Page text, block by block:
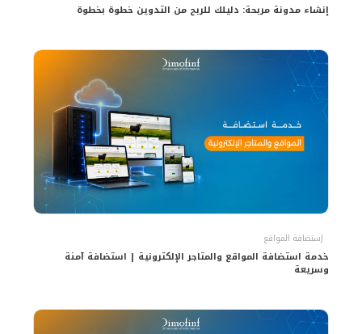
إنشاء مدونة مربحة: دليلك للربح من التدوين خطوة بخطوة
إستضافة المواقع
خدمة استضافة المواقع والمتاجر الإلكترونية | استضافة آمنة
وسريعة